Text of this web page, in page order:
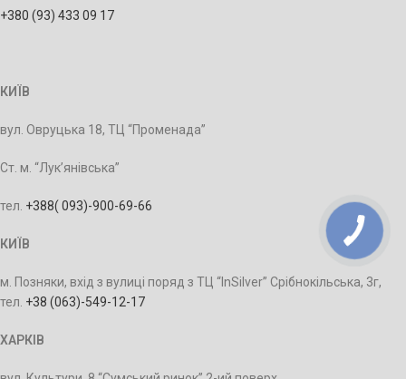
+380 (93) 433 09 17
КИЇВ
вул. Овруцька 18, ТЦ “Променада”
Ст. м. “Лук’янівська”
тел. +388‭( 093)-900-69-66
КИЇВ
м. Позняки, вхід з вулиці поряд з ТЦ “InSilver” Срібнокільська, 3г,
тел. +38 ‭(063)-549-12-17
ХАРКІВ